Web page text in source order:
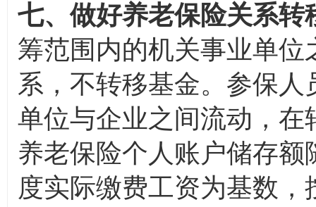
七、做好养老保险关系转
筹范围内的机关事业单
系，不转移基金。参保
单位与企业之间流动，
养老保险个人账户储存
度实际缴费工资为基数